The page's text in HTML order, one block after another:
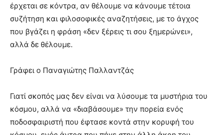
έρχεται σε κόντρα, αν θέλουμε να κάνουμε τέτοια
συζήτηση και φιλοσοφικές αναζητήσεις, με το άγχος
που βγάζει η φράση «δεν ξέρεις τι σου ξημερώνει»,
αλλά δε θέλουμε.
Γράφει ο Παναγιώτης Παλλαντζάς
Γιατί σκοπός μας δεν είναι να λύσουμε τα μυστήρια του
κόσμου, αλλά να «διαβάσουμε» την πορεία ενός
ποδοσφαιριστή που έφτασε κοντά στην κορυφή του